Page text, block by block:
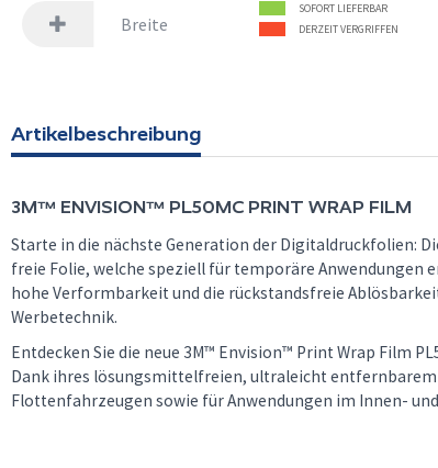
Breite
SOFORT LIEFERBAR
DERZEIT VERGRIFFEN
Artikelbeschreibung
3M™ ENVISION™ PL50MC PRINT WRAP FILM
Starte in die nächste Generation der Digitaldruckfolien:
freie Folie, welche speziell für temporäre Anwendungen
hohe Verformbarkeit und die rückstandsfreie
Werbetechnik.
Entdecken Sie die neue 3M™ Envision™ Print Wrap Film
Dank ihres lösungsmittelfreien, ultraleicht entfernbarem
Flottenfahrzeugen sowie für Anwendungen im Innen-